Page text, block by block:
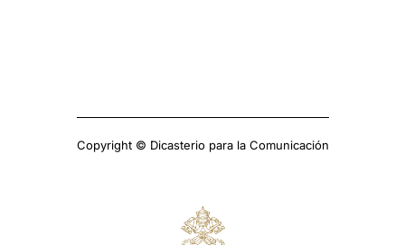
Copyright © Dicasterio para la Comunicación